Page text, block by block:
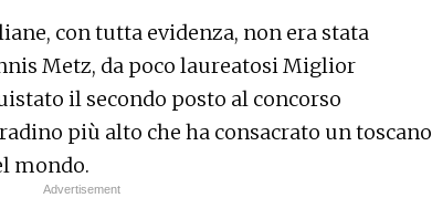
con tutta evidenza, non era stata
Metz, da poco laureatosi Miglior
il secondo posto al concorso
più alto che ha consacrato un toscano
mondo.